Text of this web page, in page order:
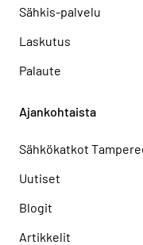
Sähkis-palvelu
Laskutus
Palaute
Ajankohtaista
Sähkökatkot
Uutiset
Blogit
Artikkelit